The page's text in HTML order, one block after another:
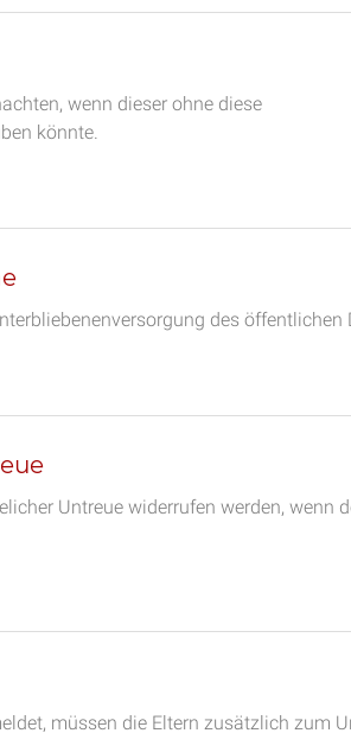
wenn dieser ohne diese
könnte.
des öffentlichen
Untreue widerrufen werden, wenn
müssen die Eltern zusätzlich zum